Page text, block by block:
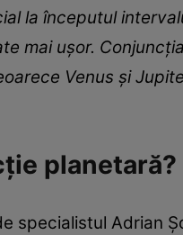
la începutul
mai ușor.
Venus și
planetară?
specialistul Adrian